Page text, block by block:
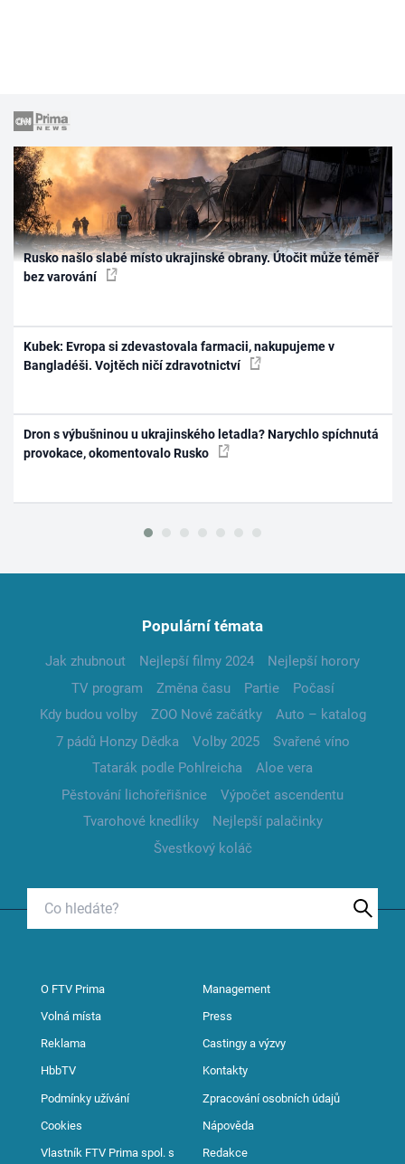
Rusko našlo slabé místo ukrajinské obrany. Útočit může téměř
bez varování
Kubek: Evropa si zdevastovala farmacii, nakupujeme v
Bangladéši. Vojtěch ničí zdravotnictví
Dron s výbušninou u ukrajinského letadla? Narychlo spíchnutá
provokace, okomentovalo Rusko
Populární témata
Jak zhubnout Nejlepší filmy 2024
Nejlepší horory
TV program
Změna času Partie
Počasí
Kdy budou volby
ZOO Nové začátky
Auto – katalog
7 pádů Honzy Dědka
Volby 2025
Svařené víno
Tatarák podle Pohlreicha
Aloe vera
Pěstování lichořeřišnice
Výpočet ascendentu
Tvarohové knedlíky
Nejlepší palačinky
Švestkový koláč
O FTV Prima Management
Volná místa Press
Reklama Castingy a výzvy
HbbTV Kontakty
Podmínky užívání Zpracování osobních údajů
Cookies Nápověda
Vlastník FTV Prima spol. s
Redakce